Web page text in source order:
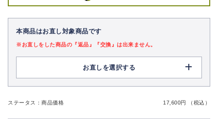
本商品はお直し対象商品です
※お直しをした商品の『返品』『交換』は出来ません。
お直しを選択する
ステータス：商品価格 17,600円 （税込）